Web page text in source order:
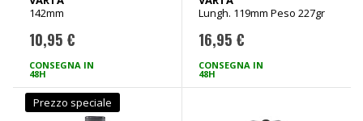
142mm
10,95 €
CONSEGNA IN
48H
Lungh. 119mm Peso 227gr
16,95 €
CONSEGNA IN
48H
Prezzo speciale